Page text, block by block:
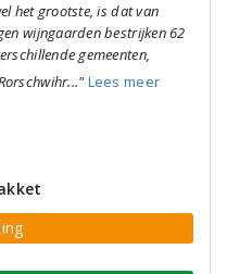
het grootste, is dat van
wijngaarden bestrijken 62
gemeenten,
Lees meer